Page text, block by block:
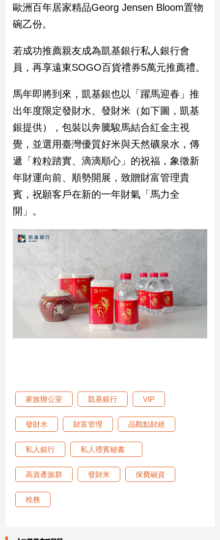
建
築/
內
設
計
遊/
美
食
星
命
理
消
費
健
康/
親
子/
感
情
影
遊
戲
運
動
寵
物
Pet
歐洲百年居家精品Georg Jensen Bloom置物
碗乙份。
若成功推薦親友成為凱基銀行私人銀行會
員，再享遠東SOGO百貨禮券5萬元推薦禮。
馬年即將到來，凱基銀也以「躍馬迎春」推
出年度限定發財水、發財米（如下圖，凱基
銀提供），包裝以奔騰駿馬結合紅金主視
覺，並選用臺灣優質好米與天然礦泉水，傳
遞「粒粒踏實、滴滴順心」的祝福，象徵新
年財運向前、順勢開展，致贈財富管理貴
賓，祝願客戶在新的一年財氣「馬力全
開」。
家族辦公室 凱基銀行 VIP
發財水 財富管理 品觀點財經
私人銀行 私人禮賓秘書
高資產族群 發財米 保費融資
稅務